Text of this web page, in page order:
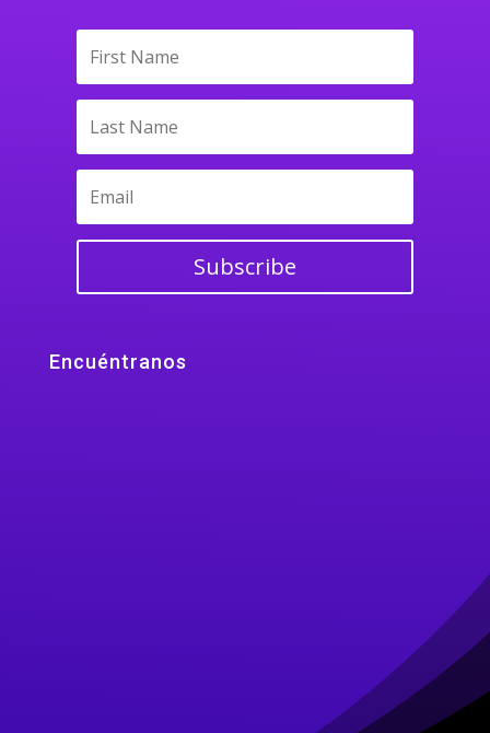
Subscribe
Encuéntranos